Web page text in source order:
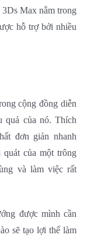
Max nằm trong
hỗ trợ bởi nhiều
cộng đồng diễn
quả của nó. Thích
đơn giản nhanh
của một trông
và làm việc rất
được mình cần
sẽ tạo lợi thế làm